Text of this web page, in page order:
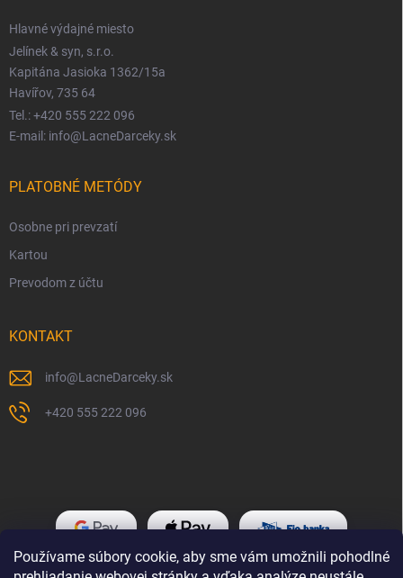
Používame súbory cookie, aby sme vám umožnili pohodlné
Hlavné výdajné miesto
Jelínek & syn, s.r.o.
Kapitána Jasioka 1362/15a
Havířov, 735 64
Tel.: +420 555 222 096
E-mail: info@LacneDarceky.sk
PLATOBNÉ METÓDY
Osobne pri prevzatí
Kartou
Prevodom z účtu
KONTAKT
info@LacneDarceky.sk
+420 555 222 096